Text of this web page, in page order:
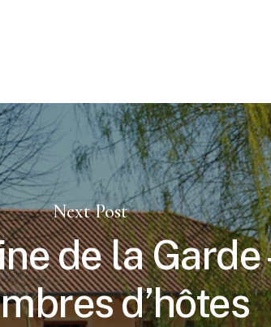
Next Post
de la Garde
d’hôtes